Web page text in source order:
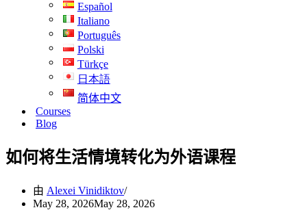
Español
Italiano
Português
Polski
Türkçe
日本語
简体中文
Courses
Blog
如何将生活情境转化为外语课程
由 Alexei Vinidiktov
May 28, 2026May 28, 2026